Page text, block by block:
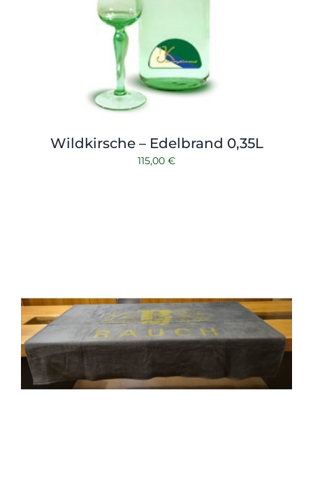
Wildkirsche – Edelbrand 0,35L
115,00 €